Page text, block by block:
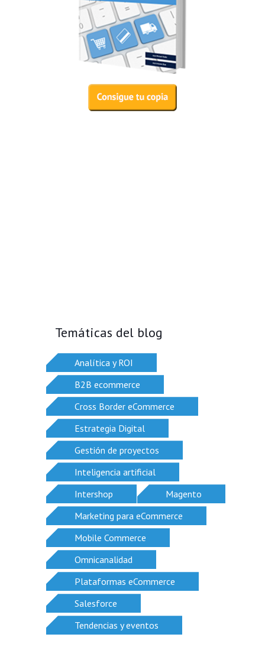
Temáticas del blog
Analítica y ROI
B2B ecommerce
Cross Border eCommerce
Estrategia Digital
Gestión de proyectos
Inteligencia artificial
Intershop
Magento
Marketing para eCommerce
Mobile Commerce
Omnicanalidad
Plataformas eCommerce
Salesforce
Tendencias y eventos